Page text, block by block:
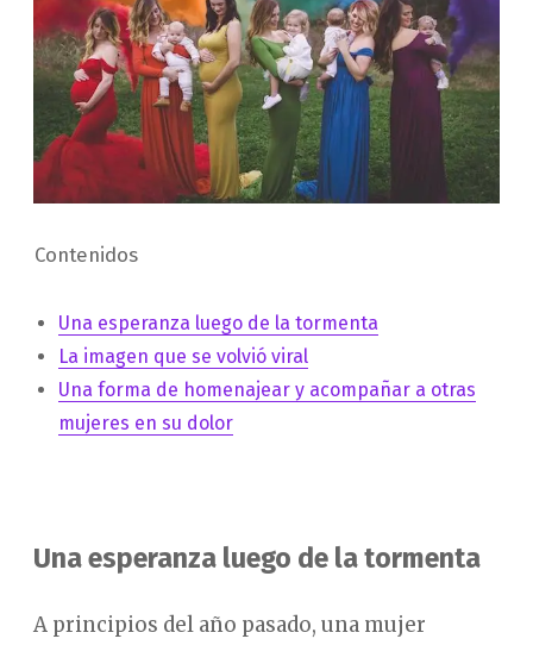
Contenidos
Una esperanza luego de la tormenta
La imagen que se volvió viral
Una forma de homenajear y acompañar a otras
mujeres en su dolor
Una esperanza luego de la tormenta
A principios del año pasado, una mujer